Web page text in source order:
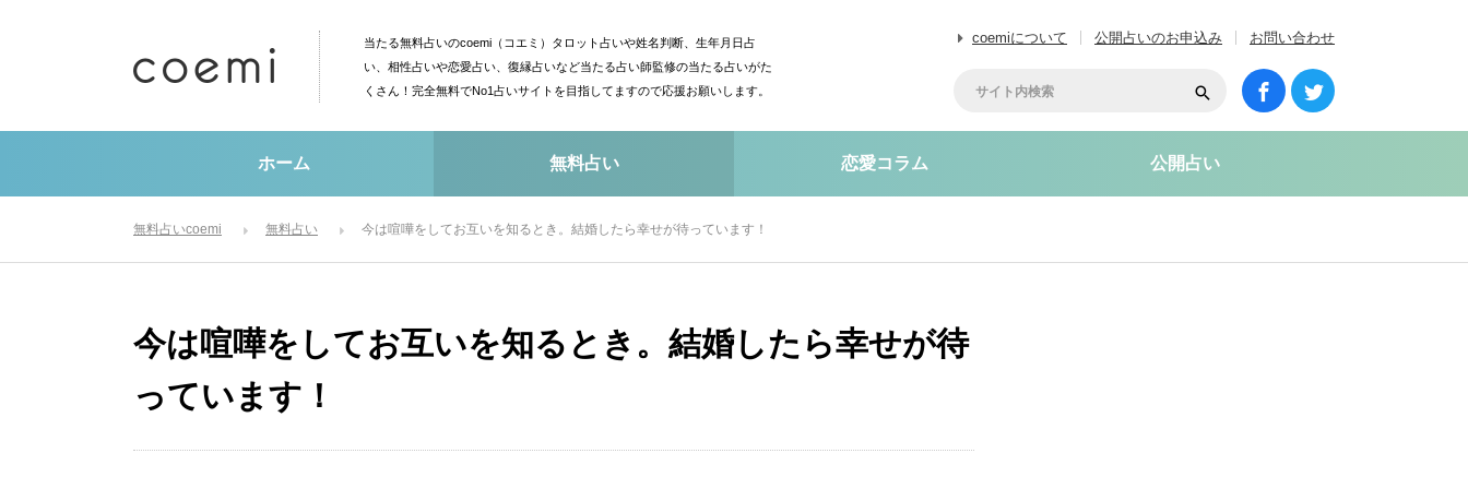
当たる無料占いのcoemi（コエミ）タロット占いや姓名判断、生年月日占
い、相性占いや恋愛占い、復縁占いなど当たる占い師監修の当たる占いがた
くさん！完全無料でNo1占いサイトを目指してますので応援お願いします。
coemiについて 公開占いのお申込み お問い合わせ
ホーム 無料占い 恋愛コラム 公開占い
無料占いcoemi 無料占い 今は喧嘩をしてお互いを知るとき。結婚したら幸せが待っています！
今は喧嘩をしてお互いを知るとき。結婚したら幸せが待
っています！